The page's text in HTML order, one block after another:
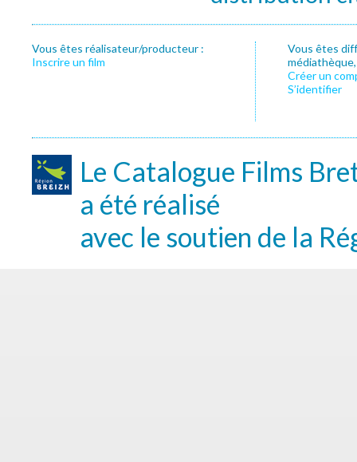
Vous êtes réalisateur/producteur :
Inscrire un film
Vous êtes
Créer un
S’identifier
Le Catalogue Films
a été réalisé
avec le soutien de la